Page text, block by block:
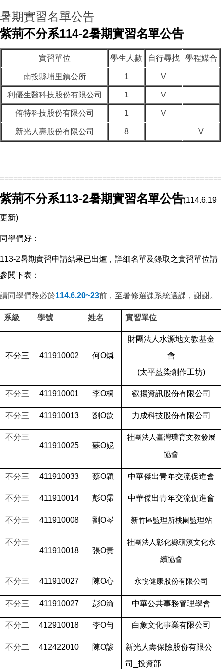
暑期實習名單公告
紫荊不分系114-2暑期實習名單公告
實習單位 學生人數 自行尋找 學程媒合
南投縣埔里鎮公所 1 V
利優生醫科技股份有限公司 1 V
侑特科技股份有限公司 1 V
新光人壽股份有限公司 8 V
紫荊不分系113-2暑期實習名單公告(114.6.19
更新)
同學們好：
113-2暑期實習申請結果已出爐，詳細名單及錄取之實習單位請
參閱下表：
請同學們務必於114.6.20~23前，至暑修選課系統選課，謝謝。
系級 學號 姓名 實習單位
不分三 411910002 何O燐
財團法人水源地文教基金
會
(太平藍染創作工坊)
不分三 411910001 李O桐 叡揚資訊股份有限公司
不分三 411910013 劉O歆 力成科技股份有限公司
不分三
411910025
蘇O妮
社團法人臺灣璞育文教發展
協會
不分三 411910033 蔡O穎 中華傑出青年交流促進會
不分三 411910014 彭O霈 中華傑出青年交流促進會
不分三 411910008 劉O岑 新竹區監理所桃園監理站
不分三
411910018
張O責
社團法人彰化縣磺溪文化永
續協會
不分三 411910027 陳O心 永悅健康股份有限公司
不分三 411910027 彭O渝 中華公共事務管理學會
不分二 412910018 李O勻 白象文化事業有限公司
不分二 412422010 陳O諺
新光人壽保險股份有限公
司_投資部